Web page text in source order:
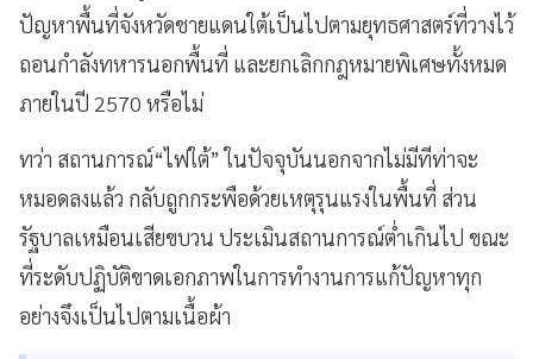
ปัญหาพื้นที่จังหวัดชายแดนใต้เป็นไปตามยุทธศาสตร์ที่วางไว้
ถอนกำลังทหารนอกพื้นที่ และยกเลิกกฎหมายพิเศษทั้งหมด
ภายในปี 2570 หรือไม่
ทว่า สถานการณ์“ไฟใต้” ในปัจจุบันนอกจากไม่มีทีท่าจะ
หมอดลงแล้ว กลับถูกกระพือด้วยเหตุรุนแรงในพื้นที่ ส่วน
รัฐบาลเหมือนเสียขบวน ประเมินสถานการณ์ต่ำเกินไป ขณะ
ที่ระดับปฏิบัติขาดเอกภาพในการทำงานการแก้ปัญหาทุก
อย่างจึงเป็นไปตามเนื้อผ้า